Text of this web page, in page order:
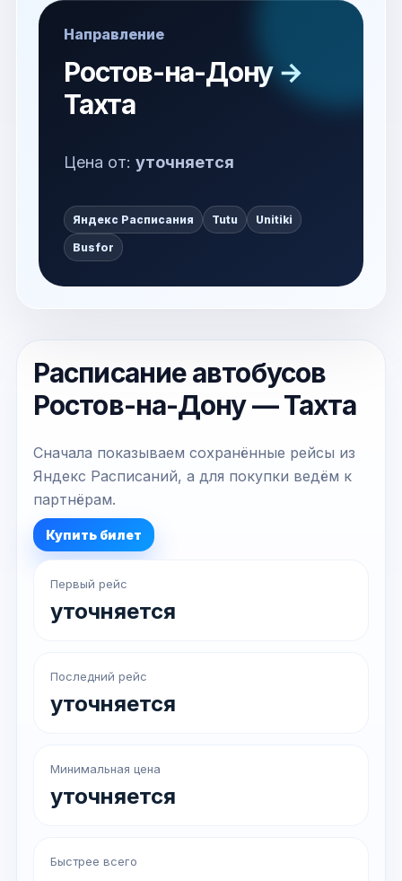
Направление
Ростов-на-Дону →
Тахта
Цена от: уточняется
Яндекс Расписания Tutu Unitiki
Busfor
Расписание автобусов
Ростов-на-Дону — Тахта
Сначала показываем сохранённые рейсы из
Яндекс Расписаний, а для покупки ведём к
партнёрам.
Купить билет
Первый рейс
уточняется
Последний рейс
уточняется
Минимальная цена
уточняется
Быстрее всего